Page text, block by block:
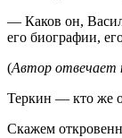
— Каков он,
его биографии,
(Автор отвечает
Теркин — кто же
Скажем